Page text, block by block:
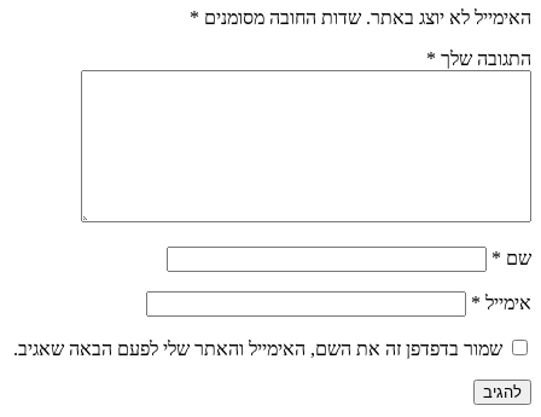
יוצג באתר. שדות החובה מסומנים*
*
בדפדפן זה את השם, האימייל והאתר שלי לפעם הבאה שאגיב.